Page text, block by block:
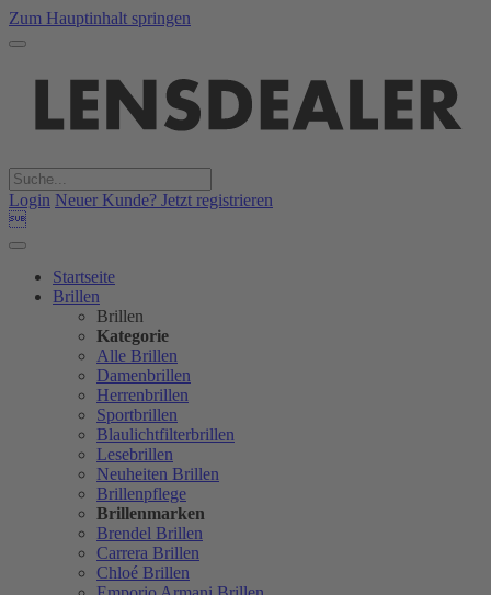
Zum Hauptinhalt springen
Login Neuer Kunde? Jetzt registrieren

Startseite
Brillen
Brillen
Kategorie
Alle Brillen
Damenbrillen
Herrenbrillen
Sportbrillen
Blaulichtfilterbrillen
Lesebrillen
Neuheiten Brillen
Brillenpflege
Brillenmarken
Brendel Brillen
Carrera Brillen
Chloé Brillen